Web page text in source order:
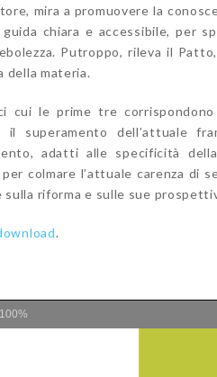
mira a promuovere la
chiara e accessibile, per
Putroppo, rileva il
della materia.
cui le prime tre
superamento dell’attuale
adatti alle specificità
colmare l’attuale carenza di
sulla riforma e sulle sue
.
100%